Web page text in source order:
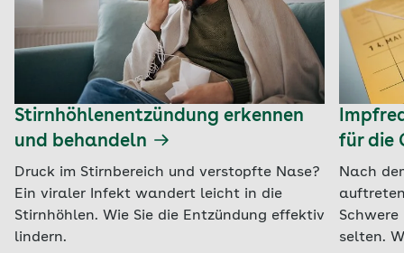
Stirnhöhlenentzündung erkennen
und behandeln
Druck im Stirnbereich und verstopfte Nase?
Ein viraler Infekt wandert leicht in die
Stirnhöhlen. Wie Sie die Entzündung effektiv
lindern.
für die
Nach
selten.